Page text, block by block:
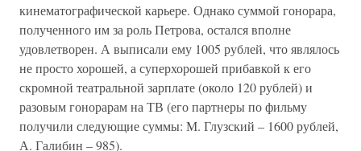
кинематографической карьере. Однако суммой гонорара,
полученного им за роль Петрова, остался вполне
удовлетворен. А выписали ему 1005 рублей, что являлось
не просто хорошей, а суперхорошей прибавкой к его
скромной театральной зарплате (около 120 рублей) и
разовым гонорарам на ТВ (его партнеры по фильму
получили следующие суммы: М. Глузский – 1600 рублей,
А. Галибин – 985).